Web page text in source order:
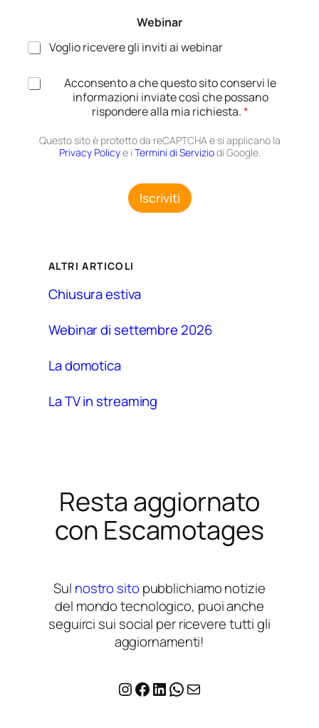
i
l
W
i
n
a
E
m
i
l
*
Webinar
Voglio ricevere gli inviti ai webinar
A
c
Acconsento a che questo sito conservi le
informazioni inviate così che possano
rispondere alla mia richiesta.*
Questo sito è protetto da reCAPTCHA e si applicano la
Privacy Policye i Termini di Serviziodi Google.
Iscriviti
ALTRI ARTICOLI
Chiusura estiva
Webinar di settembre 2026
La domotica
La TV in streaming
Resta aggiornato
con Escamotages
Sul nostro sito pubblichiamo notizie
del mondo tecnologico, puoi anche
seguirci sui social per ricevere tutti gli
aggiornamenti!
Instagram
Facebook
LinkedIn
WhatsApp
Email